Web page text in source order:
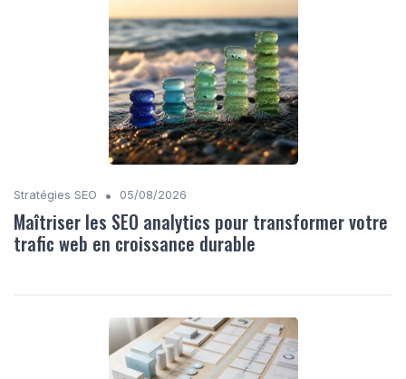
Stratégies SEO • 05/08/2026
Maîtriser les SEO analytics pour transformer votre
trafic web en croissance durable